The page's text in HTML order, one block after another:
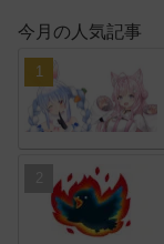
今月の人気記事